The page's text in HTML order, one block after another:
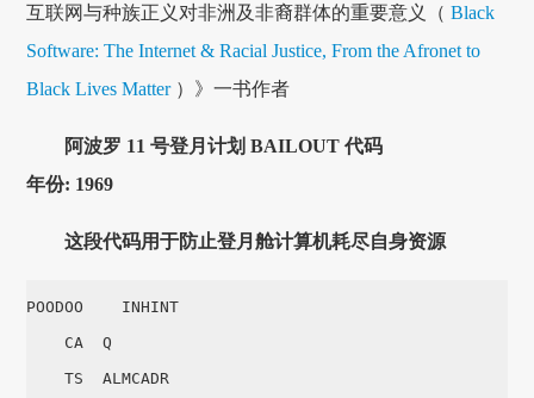
互联网与种族正义对非洲及非裔群体的重要意义（ Black
Software: The Internet & Racial Justice, From the Afronet to
Black Lives Matter ）》一书作者
阿波罗 11 号登月计划 BAILOUT 代码
年份: 1969
这段代码用于防止登月舱计算机耗尽自身资源
POODOO    INHINT
    CA  Q
    TS  ALMCADR